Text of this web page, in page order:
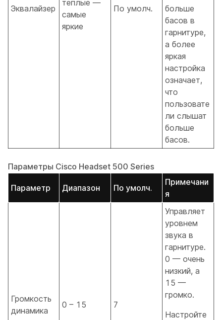
Эквалайзер
теплые —
самые
яркие
По умолч.
больше
басов в
гарнитуре,
а более
яркая
настройка
означает,
что
пользовате
ли слышат
больше
басов.
Параметры Cisco Headset 500 Series
Параметр Диапазон По умолч.
Примечани
я
Громкость
динамика
0 – 15 7
Управляет
уровнем
звука в
гарнитуре.
0 — очень
низкий, а
15 —
громко.
Настройте